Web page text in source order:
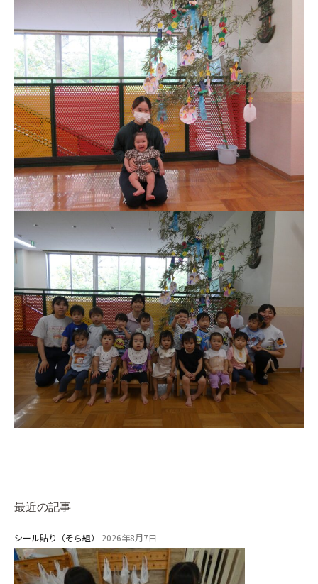
最近の記事
シール貼り（そら組） 2026年8月7日